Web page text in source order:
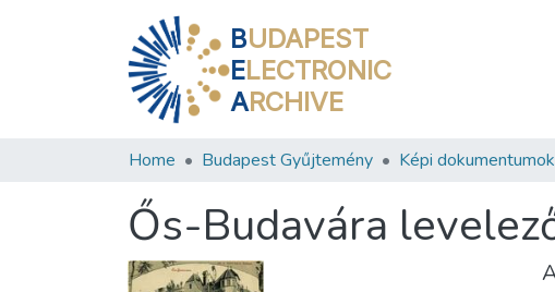
BUDAPEST
ELECTRONIC
ARCHIVE
Home Budapest Gyűjtemény Képi dokumentumok
Ős-Budavára